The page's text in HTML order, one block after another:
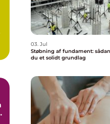
03. Jul
Støbning af fundament:
du et solidt grundlag